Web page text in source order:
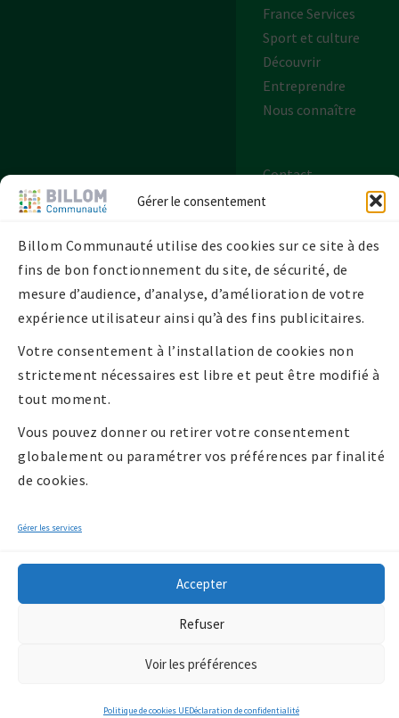
Gérer le consentement
Billom Communauté utilise des cookies sur ce site à des
fins de bon fonctionnement du site, de sécurité, de
mesure d’audience, d’analyse, d’amélioration de votre
expérience utilisateur ainsi qu’à des fins publicitaires.
Votre consentement à l’installation de cookies non
strictement nécessaires est libre et peut être modifié à
tout moment.
Vous pouvez donner ou retirer votre consentement
globalement ou paramétrer vos préférences par finalité
de cookies.
Gérer les services
Accepter
Refuser
Voir les préférences
Politique de cookies UEDéclaration de confidentialité
France Services
Sport et culture
Découvrir
Entreprendre
Nous connaître
Contact
Plan de site
Politique de
confidentialité
Politique de
cookies UE
Copyright 2026 -